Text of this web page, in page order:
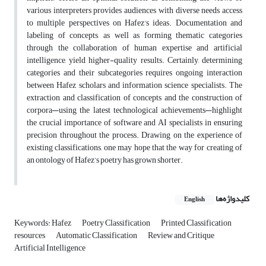
various interpreters provides audiences with diverse needs access
to multiple perspectives on Hafez's ideas. Documentation and
labeling of concepts, as well as forming thematic categories
through the collaboration of human expertise and artificial
intelligence, yield higher-quality results. Certainly, determining
categories and their subcategories requires ongoing interaction
between Hafez scholars and information science specialists. The
extraction and classification of concepts and the construction of
corpora—using the latest technological achievements—highlight
the crucial importance of software and AI specialists in ensuring
precision throughout the process. Drawing on the experience of
existing classifications, one may hope that the way for creating of
an ontology of Hafez’s poetry has grown shorter.
کلیدواژه‌ها English
Keywords: Hafez Poetry Classification Printed Classification
resources Automatic Classification Review and Critique
Artificial Intelligence